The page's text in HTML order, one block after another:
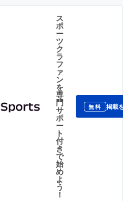
ス
ポ
ー
ツ
ク
ラ
フ
ァ
ン
を
専
門
サ
ポ
ー
ト
付
き
で
始
め
よ
う
！
無料 掲載